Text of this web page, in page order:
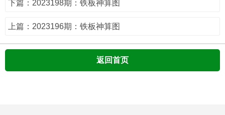
下篇：2023198期：铁板神算图
上篇：2023196期：铁板神算图
返回首页